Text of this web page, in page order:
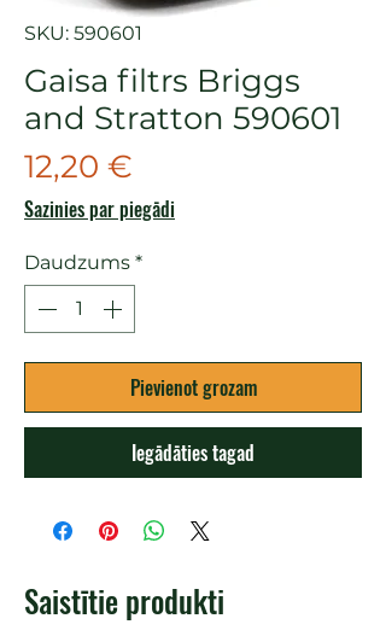
SKU: 590601
Gaisa filtrs Briggs
and Stratton 590601
12,20 €
Sazinies par piegādi
Daudzums *
Pievienot grozam
Iegādāties tagad
Saistītie produkti